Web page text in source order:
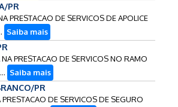
PR
PRESTACAO DE SERVICOS DE APOLICE
Saiba mais
PRESTACAO DE SERVICOS NO RAMO
Saiba mais
PR
DE SERVICOS DE SEGURO